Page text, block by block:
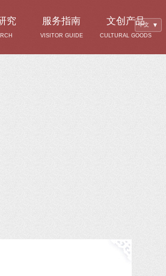
中文 ▼
究 服务指南
VISITOR GUIDE
文创产品
CULTURAL GOODS